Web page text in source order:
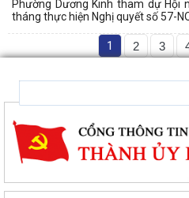
Phường Dương Kinh tham dự Hội
tháng thực hiện Nghị quyết số 57-
1 2 3